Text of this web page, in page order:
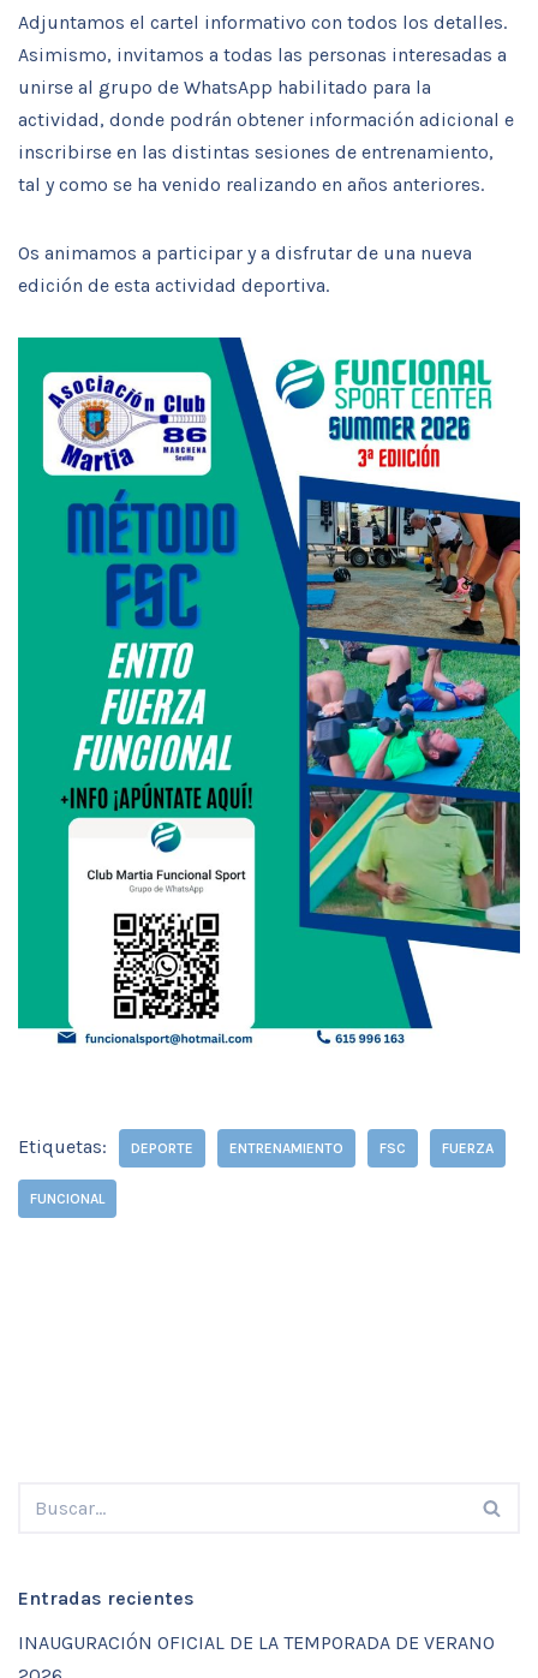
Adjuntamos el cartel informativo con todos los detalles.
Asimismo, invitamos a todas las personas interesadas a
unirse al grupo de WhatsApp habilitado para la
actividad, donde podrán obtener información adicional e
inscribirse en las distintas sesiones de entrenamiento,
tal y como se ha venido realizando en años anteriores.
Os animamos a participar y a disfrutar de una nueva
edición de esta actividad deportiva.
Etiquetas: DEPORTE ENTRENAMIENTO FSC FUERZA
FUNCIONAL
Entradas recientes
INAUGURACIÓN OFICIAL DE LA TEMPORADA DE VERANO